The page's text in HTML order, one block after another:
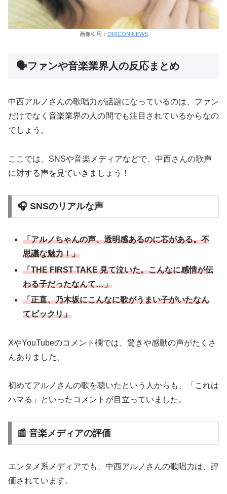
画像引用： ORICON NEWS
🗣️ファンや音楽業界人の反応まとめ
中西アルノさんの歌唱力が話題になっているのは、ファン
だけでなく音楽業界の人の間でも注目されているからなの
でしょう。
ここでは、SNSや音楽メディアなどで、中西さんの歌声
に対する声を見ていきましょう！
🎧 SNSのリアルな声
「アルノちゃんの声、透明感あるのに芯がある。不
思議な魅力！」
「THE FIRST TAKE 見て泣いた。こんなに感情が伝
わる子だったなんて…」
「正直、乃木坂にこんなに歌がうまい子がいたなん
てビックリ」
XやYouTubeのコメント欄では、驚きや感動の声がたくさ
んありました。
初めてアルノさんの歌を聴いたという人からも、「これは
ハマる」といったコメントが目立っていました。
📰 音楽メディアの評価
エンタメ系メディアでも、中西アルノさんの歌唱力は、評
価されています。